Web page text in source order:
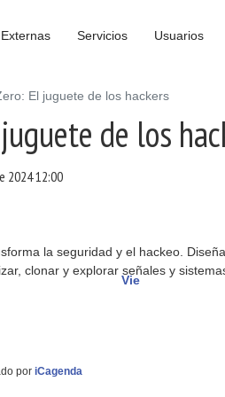
Servicios Usuarios
Vie
El juguete de los hackers
de los
202412:00
la seguridad y el hackeo.
clonar y explorar señales y
por iCagenda